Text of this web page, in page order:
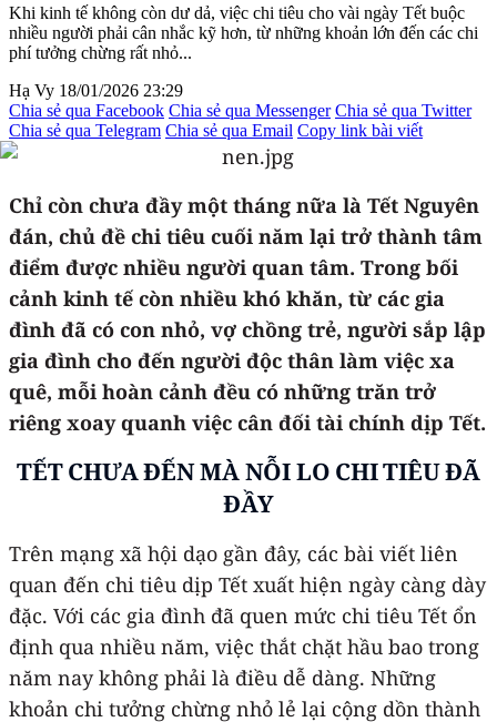
Khi kinh tế không còn dư dả, việc chi tiêu cho vài ngày Tết buộc
nhiều người phải cân nhắc kỹ hơn, từ những khoản lớn đến các chi
phí tưởng chừng rất nhỏ...
Hạ Vy 18/01/2026 23:29
Chia sẻ qua Facebook Chia sẻ qua Messenger Chia sẻ qua Twitter
Chia sẻ qua Telegram Chia sẻ qua Email Copy link bài viết
Chỉ còn chưa đầy một tháng nữa là Tết Nguyên
đán, chủ đề chi tiêu cuối năm lại trở thành tâm
điểm được nhiều người quan tâm. Trong bối
cảnh kinh tế còn nhiều khó khăn, từ các gia
đình đã có con nhỏ, vợ chồng trẻ, người sắp lập
gia đình cho đến người độc thân làm việc xa
quê, mỗi hoàn cảnh đều có những trăn trở
riêng xoay quanh việc cân đối tài chính dịp Tết.
TẾT CHƯA ĐẾN MÀ NỖI LO CHI TIÊU ĐÃ
ĐẦY
Trên mạng xã hội dạo gần đây, các bài viết liên
quan đến chi tiêu dịp Tết xuất hiện ngày càng dày
đặc. Với các gia đình đã quen mức chi tiêu Tết ổn
định qua nhiều năm, việc thắt chặt hầu bao trong
năm nay không phải là điều dễ dàng. Những
khoản chi tưởng chừng nhỏ lẻ lại cộng dồn thành